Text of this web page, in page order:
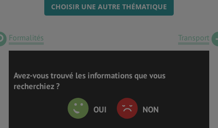
CHOISIR UNE AUTRE THÉMATIQUE
Formalités Transport
Avez-vous trouvé les informations que vous
recherchiez ?
OUI NON